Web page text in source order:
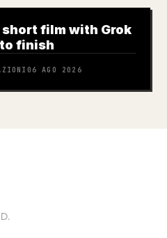
short film with Grok
finish
06 AGO 2026